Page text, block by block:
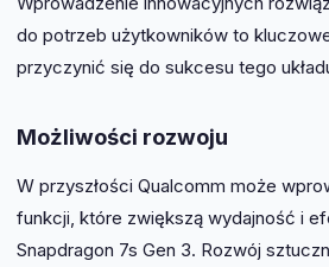
do potrzeb użytkowników to
przyczynić się do sukcesu tego
Możliwości rozwoju
W przyszłości Qualcomm może
funkcji, które zwiększą wydajność i
Snapdragon 7s Gen 3. Rozwój